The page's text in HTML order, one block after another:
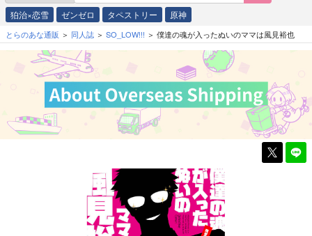
狛治×恋雪 ゼンゼロ タペストリー 原神
とらのあな通販 同人誌 SO_LOW!!! 僕達の魂が入ったぬいのママは風見裕也